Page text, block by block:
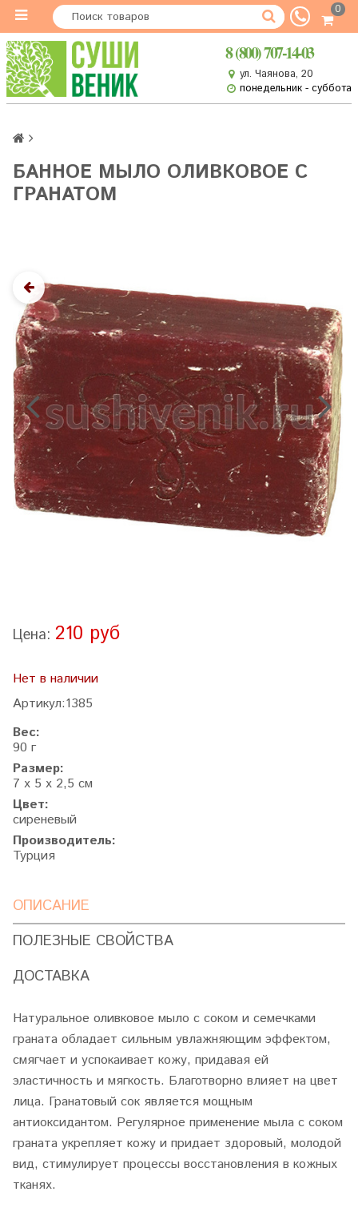
0
8 (800) 707-14-03
ул. Чаянова, 20
понедельник - суббота
БАННОЕ МЫЛО ОЛИВКОВОЕ С
ГРАНАТОМ
Цена: 210 руб
Нет в наличии
Артикул:1385
Вес:
90 г
Размер:
7 х 5 х 2,5 см
Цвет:
сиреневый
Производитель:
Турция
ОПИСАНИЕ
ПОЛЕЗНЫЕ СВОЙСТВА
ДОСТАВКА
Натуральное оливковое мыло с соком и семечками
граната обладает сильным увлажняющим эффектом,
смягчает и успокаивает кожу, придавая ей
эластичность и мягкость. Благотворно влияет на цвет
лица. Гранатовый сок является мощным
антиоксидантом. Регулярное применение мыла с соком
граната укрепляет кожу и придает здоровый, молодой
вид, стимулирует процессы восстановления в кожных
тканях.